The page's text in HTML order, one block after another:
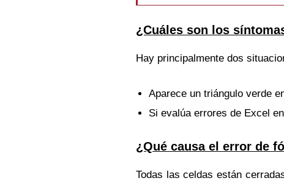
¿Cuáles son los
Hay principalmente dos
Aparece un triángulo verde
Si evalúa errores de Excel
¿Qué causa el error de
Todas las celdas están